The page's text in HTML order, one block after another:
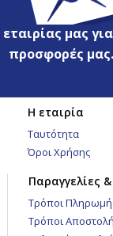
εταιρίας μας
προσφορές μας.
Η εταιρία
Ταυτότητα
Όροι Χρήσης
Παραγγελίες
Τρόποι
Τρόποι